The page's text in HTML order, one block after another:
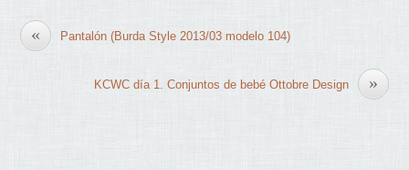
« Pantalón (Burda Style 2013/03 modelo 104)
»
KCWC día 1. Conjuntos de bebé Ottobre Design